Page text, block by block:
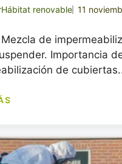
Hábitat renovable 11
Mezcla de
Importancia
de